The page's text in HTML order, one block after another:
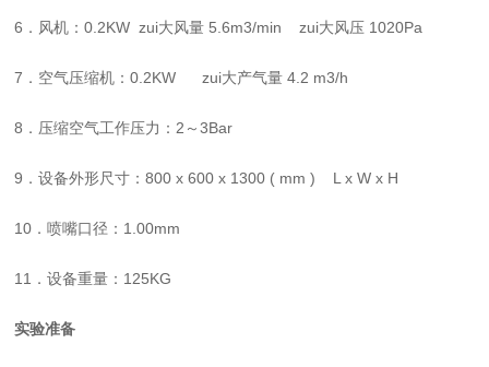
6 ．风机：0.2KWzui大风量 5.6m3/minzui大风压 1020Pa
7 ．空气压缩机：0.2KWzui大产气量 4.2 m3/h
8 ．压缩空气工作压力： 2 ～3Bar
9 ．设备外形尺寸：800 x 600 x 1300 ( mm ) L x W x H
10 ．喷嘴口径： 1.00mm
11 ．设备重量： 125KG
实验准备